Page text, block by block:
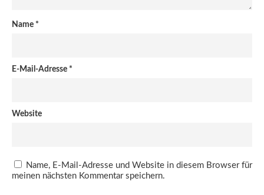
Name *
E-Mail-Adresse *
Website
Name, E-Mail-Adresse und Website in diesem Browser für
meinen nächsten Kommentar speichern.